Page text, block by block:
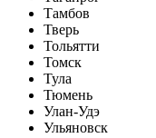
Тамбов
Тверь
Тольятти
Томск
Тула
Тюмень
Улан-Удэ
Ульяновск